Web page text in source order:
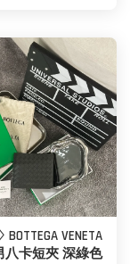
VENETA
八卡短夾 深綠色